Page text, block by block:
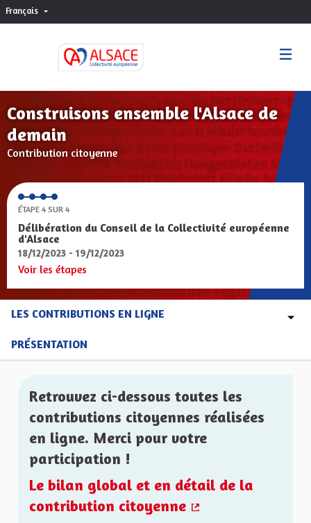
Français Choisir la langue
Construisons ensemble l'Alsace de
demain
Contribution citoyenne
ÉTAPE 4 SUR 4
Délibération du Conseil de la Collectivité européenne
d'Alsace
18/12/2023 - 19/12/2023
Voir les étapes
LES CONTRIBUTIONS EN LIGNE
PRÉSENTATION
Retrouvez ci-dessous toutes les
contributions citoyennes réalisées
en ligne. Merci pour votre
participation !
Le bilan global et en détail de la
contribution citoyenne